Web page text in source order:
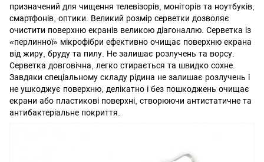
призначений для чищення телевізорів, моніторів та ноутбуків,
смартфонів, оптики. Великий розмір серветки дозволяє
очистити поверхню екранів великою діагоналлю. Серветка із
«перлинної» мікрофібри ефективно очищає поверхню екрана
від жиру, бруду та пилу. Не залишає розлучень та ворсу.
Серветка довговічна, легко стирається та швидко сохне.
Завдяки спеціальному складу рідина не залишає розлучень і
не ушкоджує поверхню, делікатно і без пошкоджень очищає
екрани або пластикові поверхні, створюючи антистатичне та
антибактеріальне покриття.